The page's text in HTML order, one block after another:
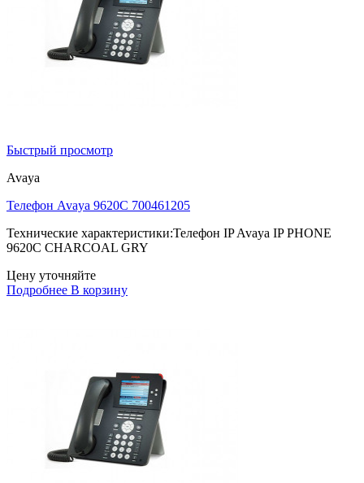
Быстрый просмотр
Avaya
Телефон Avaya 9620C 700461205
Технические характеристики:Телефон IP Avaya IP PHONE
9620C CHARCOAL GRY
Цену уточняйте
Подробнее В корзину